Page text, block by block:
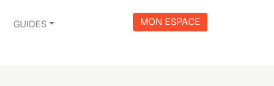
GUIDES MON ESPACE